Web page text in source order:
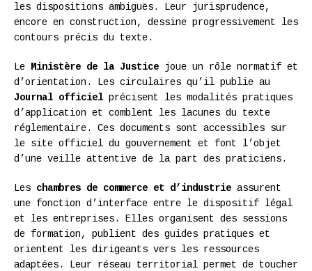
les dispositions ambiguës. Leur jurisprudence,
encore en construction, dessine progressivement les
contours précis du texte.
Le Ministère de la Justice joue un rôle normatif et
d’orientation. Les circulaires qu’il publie au
Journal officiel précisent les modalités pratiques
d’application et comblent les lacunes du texte
réglementaire. Ces documents sont accessibles sur
le site officiel du gouvernement et font l’objet
d’une veille attentive de la part des praticiens.
Les chambres de commerce et d’industrie assurent
une fonction d’interface entre le dispositif légal
et les entreprises. Elles organisent des sessions
de formation, publient des guides pratiques et
orientent les dirigeants vers les ressources
adaptées. Leur réseau territorial permet de toucher